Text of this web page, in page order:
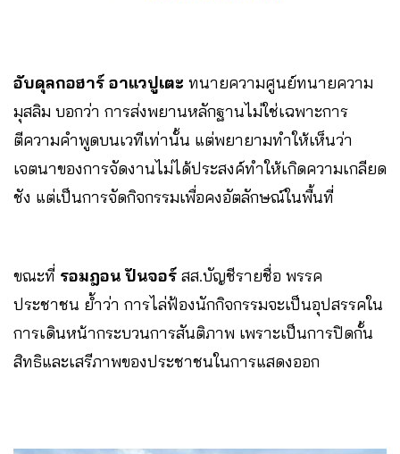
อับดุลกอฮาร์ อาแวปูเตะ ทนายความศูนย์ทนายความ
มุสลิม บอกว่า การส่งพยานหลักฐานไม่ใช่เฉพาะการ
ตีความคำพูดบนเวทีเท่านั้น แต่พยายามทำให้เห็นว่า
เจตนาของการจัดงานไม่ได้ประสงค์ทำให้เกิดความเกลียด
ชัง แต่เป็นการจัดกิจกรรมเพื่อคงอัตลักษณ์ในพื้นที่
ขณะที่ รอมฎอน ปันจอร์ สส.บัญชีรายชื่อ พรรค
ประชาชน ย้ำว่า การไล่ฟ้องนักกิจกรรมจะเป็นอุปสรรคใน
การเดินหน้ากระบวนการสันติภาพ เพราะเป็นการปิดกั้น
สิทธิและเสรีภาพของประชาชนในการแสดงออก